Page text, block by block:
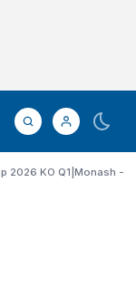
2026 KO Q1|Monash -